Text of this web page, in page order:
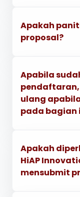
Apakah
proposal?
Apabila
ulang
pada bagian
Apakah
HiAP
mensubmit